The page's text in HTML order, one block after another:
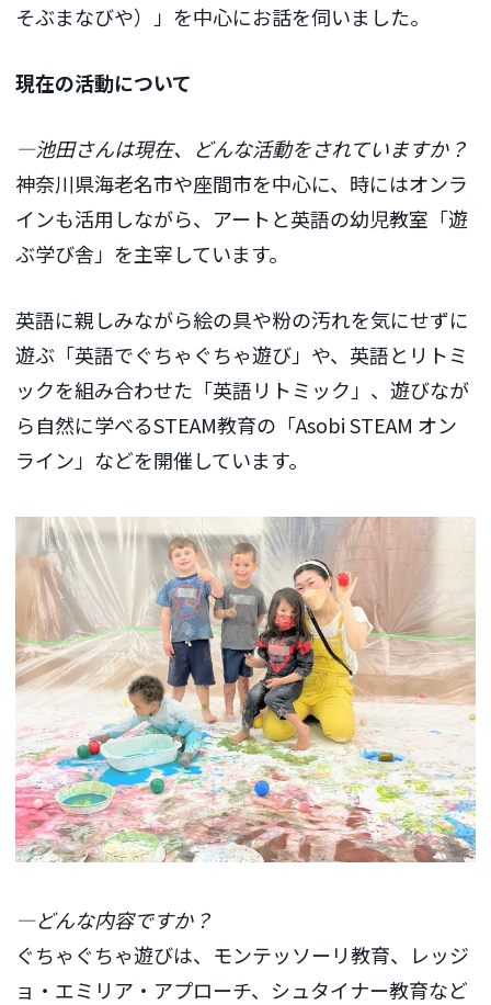
そぶまなびや）」を中心にお話を伺いました。
現在の活動について
―池田さんは現在、どんな活動をされていますか？
神奈川県海老名市や座間市を中心に、時にはオンラ
インも活用しながら、アートと英語の幼児教室「遊
ぶ学び舎」を主宰しています。
英語に親しみながら絵の具や粉の汚れを気にせずに
遊ぶ「英語でぐちゃぐちゃ遊び」や、英語とリトミ
ックを組み合わせた「英語リトミック」、遊びなが
ら自然に学べるSTEAM教育の「Asobi STEAM オン
ライン」などを開催しています。
―どんな内容ですか？
ぐちゃぐちゃ遊びは、モンテッソーリ教育、レッジ
ョ・エミリア・アプローチ、シュタイナー教育など